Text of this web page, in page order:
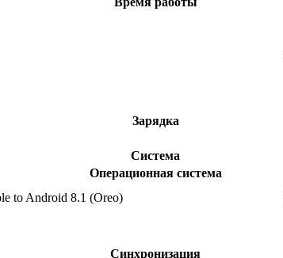
Зарядка
Система
Операционная система
to Android 8.1 (Oreo)
Синхронизация